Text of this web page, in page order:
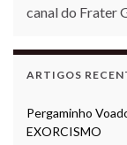
canal do Frater
ARTIGOS
Pergaminho
EXORCISMO